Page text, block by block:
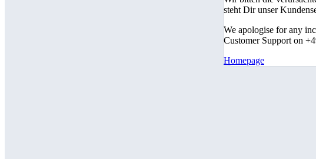
steht Dir unser
We apologise for any
Customer Support on
Homepage